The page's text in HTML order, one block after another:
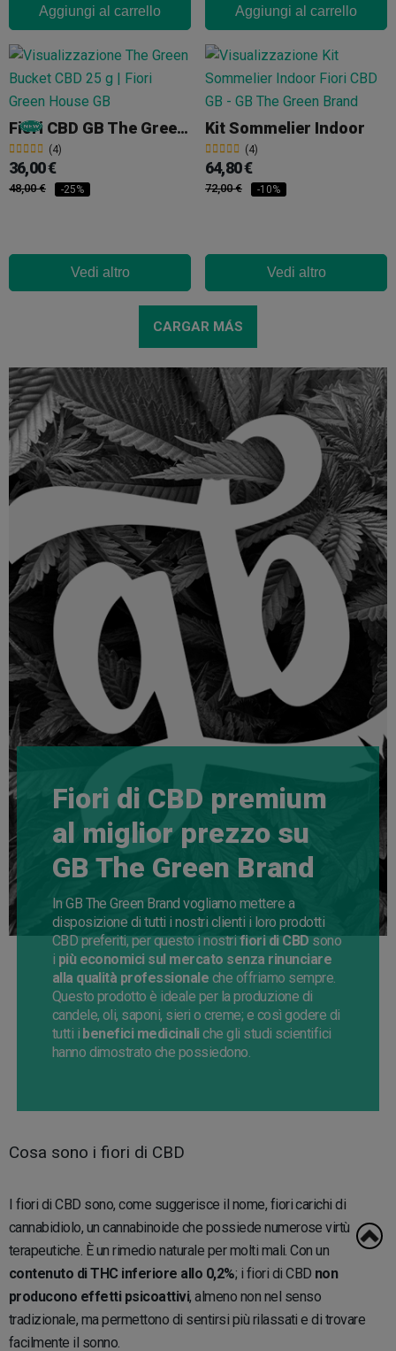
Aggiungi al carrello Aggiungi al carrello
Fiori CBD GB The Green Bucket 25g
(4)
36,00 €
48,00 € -25%
Vedi altro
Kit Sommelier Indoor
(4)
64,80 €
72,00 € -10%
Vedi altro
CARGAR MÁS
Fiori di CBD premium
al miglior prezzo su
GB The Green Brand
In GB The Green Brand vogliamo mettere a
disposizione di tutti i nostri clienti i loro prodotti
CBD preferiti, per questo i nostrifiori di CBDsono
i più economici sul mercato senza rinunciare
alla qualità professionale che offriamo sempre.
Questo prodotto è ideale per la produzione di
candele, oli, saponi, sieri o creme; e così godere di
tutti i benefici medicinaliche gli studi scientifici
hanno dimostrato che possiedono.
Cosa sono i fiori di CBD
I fiori di CBD sono, come suggerisce il nome, fiori carichi di
cannabidiolo, un cannabinoide che possiede numerose virtù
terapeutiche. È un rimedio naturale per molti mali. Con un
contenuto di THC inferiore allo 0,2%; i fiori di CBD non
producono effetti psicoattivi, almeno non nel senso
tradizionale, ma permettono di sentirsi più rilassati e di trovare
facilmente il sonno.